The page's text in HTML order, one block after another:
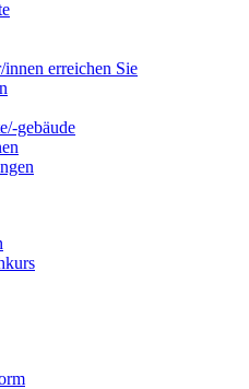
erreichen Sie
gebäude